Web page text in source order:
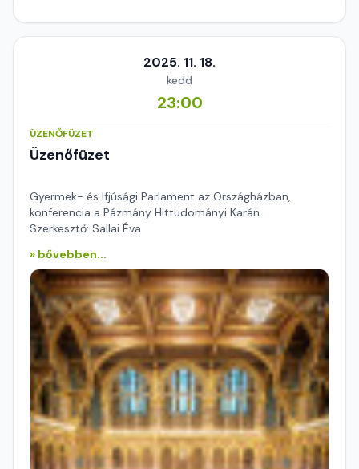
2025. 11. 18.
kedd
23:00
ÜZENŐFÜZET
Üzenőfüzet
Gyermek- és Ifjúsági Parlament az Országházban,
konferencia a Pázmány Hittudományi Karán.
Szerkesztő: Sallai Éva
» bővebben...